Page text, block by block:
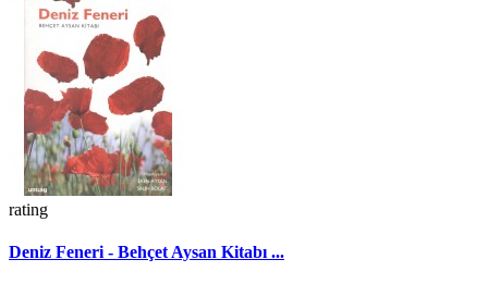
rating
Deniz Feneri - Behçet Aysan Kitabı ...